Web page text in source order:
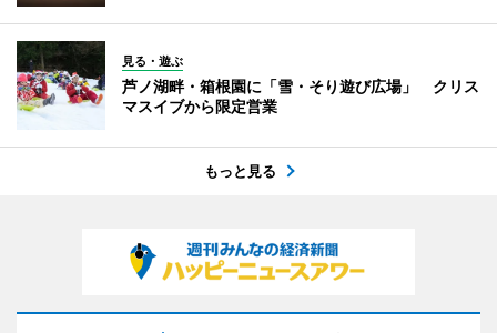
見る・遊ぶ
芦ノ湖畔・箱根園に「雪・そり遊び広場」 クリス
マスイブから限定営業
もっと見る